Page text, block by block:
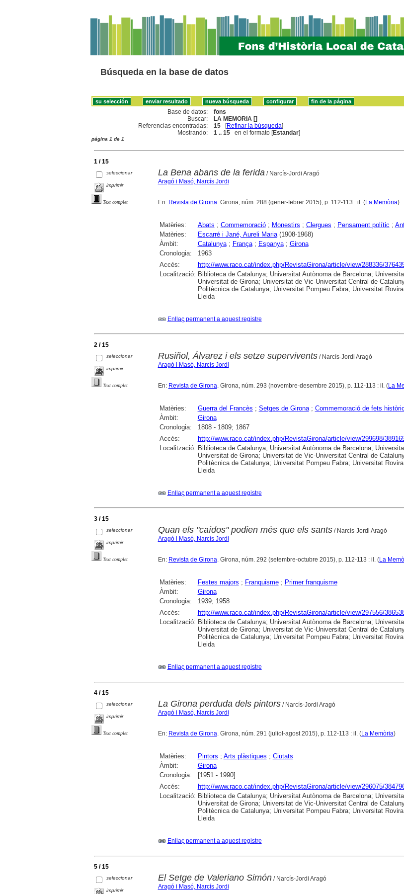
Búsqueda en la base de datos
Base de datos:
fons
Buscar:
LA MEMORIA []
Referencias encontradas:
15 [Refinar la búsqueda]
Mostrando:
1 .. 15 en el formato [Estandar]
página 1 de 1
1 / 15
seleccionar
imprimir
Text complet
La Bena abans de la ferida/ Narcís-Jordi Aragó
Aragó i Masó, Narcís Jordi
En: Revista de Girona. Girona, núm. 288 (gener-febrer 2015), p. 112-113 : il. (La Memòria)
Matèries: Abats ; Commemoració; Monestirs ; Clergues ; Pensament polític ;
Matèries:
Escarré i Jané, Aureli Maria(1908-1968)
Àmbit:
Catalunya; França; Espanya; Girona
Cronologia:
1963
Accés:
http://www.raco.cat/index.php/RevistaGirona/article/view/288336/
Localització: Biblioteca de Catalunya; Universitat Autònoma de Barcelona;
Universitat de Girona; Universitat de Vic-Universitat Central de
Politècnica de Catalunya; Universitat Pompeu Fabra; Universitat
Lleida
Enllaç permanent a aquest registre
2 / 15
seleccionar
imprimir
Text complet
Rusiñol, Álvarez i els setze supervivents/ Narcís-Jordi Aragó
Aragó i Masó, Narcís Jordi
En: Revista de Girona. Girona, núm. 293 (novembre-desembre 2015), p. 112-113 : il. (La
Matèries: Guerra del Francès ; Setges de Girona; Commemoració de fets
Àmbit:
Girona
Cronologia:
1808 - 1809; 1867
Accés:
http://www.raco.cat/index.php/RevistaGirona/article/view/299698/
Localització: Biblioteca de Catalunya; Universitat Autònoma de Barcelona;
Universitat de Girona; Universitat de Vic-Universitat Central de
Politècnica de Catalunya; Universitat Pompeu Fabra; Universitat
Lleida
Enllaç permanent a aquest registre
3 / 15
seleccionar
imprimir
Text complet
Quan els "caídos" podien més que els sants/ Narcís-Jordi Aragó
Aragó i Masó, Narcís Jordi
En: Revista de Girona. Girona, núm. 292 (setembre-octubre 2015), p. 112-113 : il. (La
Matèries: Festes majors ; Franquisme; Primer franquisme
Àmbit:
Girona
Cronologia:
1939; 1958
Accés:
http://www.raco.cat/index.php/RevistaGirona/article/view/297556/
Localització: Biblioteca de Catalunya; Universitat Autònoma de Barcelona;
Universitat de Girona; Universitat de Vic-Universitat Central de
Politècnica de Catalunya; Universitat Pompeu Fabra; Universitat
Lleida
Enllaç permanent a aquest registre
4 / 15
seleccionar
imprimir
Text complet
La Girona perduda dels pintors/ Narcís-Jordi Aragó
Aragó i Masó, Narcís Jordi
En: Revista de Girona. Girona, núm. 291 (juliol-agost 2015), p. 112-113 : il. (La Memòria)
Matèries: Pintors ; Arts plàstiques ; Ciutats
Àmbit:
Girona
Cronologia:
[1951 - 1990]
Accés:
http://www.raco.cat/index.php/RevistaGirona/article/view/296075/
Localització: Biblioteca de Catalunya; Universitat Autònoma de Barcelona;
Universitat de Girona; Universitat de Vic-Universitat Central de
Politècnica de Catalunya; Universitat Pompeu Fabra; Universitat
Lleida
Enllaç permanent a aquest registre
5 / 15
seleccionar
imprimir
El Setge de Valeriano Simón/ Narcís-Jordi Aragó
Aragó i Masó, Narcís Jordi